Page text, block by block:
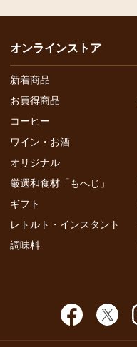
オンラインストア
新着商品
お買得商品
コーヒー
ワイン・お酒
オリジナル
厳選和食材「もへじ」
ギフト
レトルト・インスタント
調味料